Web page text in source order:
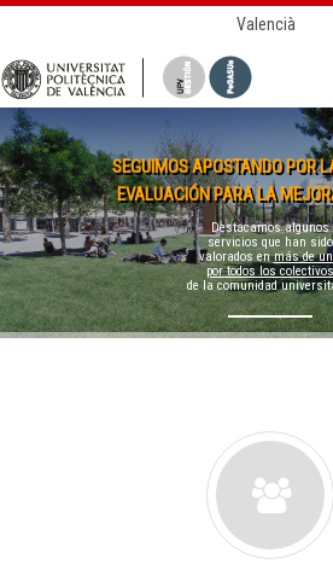
Valencià
SEGUIMOS APOSTANDO POR
EVALUACIÓN PARA LA
Destacamos algunos
servicios que han sido
valorados enmás de
por todos los colectivos
de la comunidad